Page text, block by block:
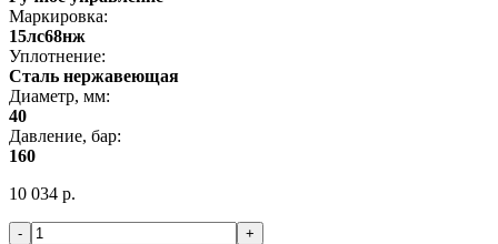
Маркировка:
15лс68нж
Уплотнение:
Сталь нержавеющая
Диаметр, мм:
40
Давление, бар:
160
10 034 р.
- +